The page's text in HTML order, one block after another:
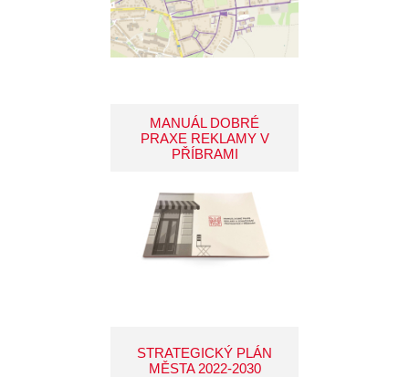
MANUÁL DOBRÉ
PRAXE REKLAMY V
PŘÍBRAMI
STRATEGICKÝ PLÁN
MĚSTA 2022-2030